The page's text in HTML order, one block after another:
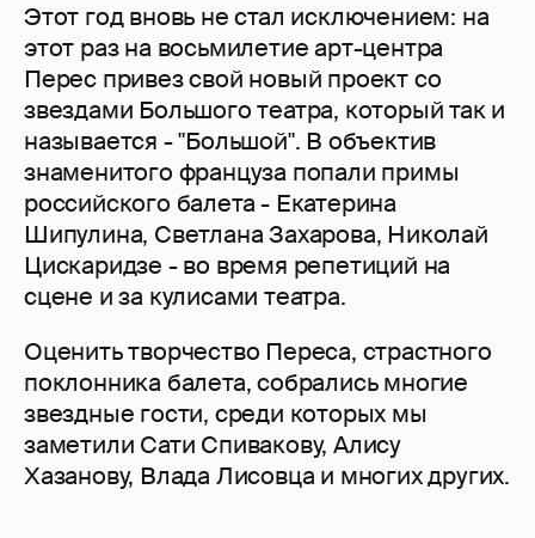
Этот год вновь не стал исключением: на
этот раз на восьмилетие арт-центра
Перес привез свой новый проект со
звездами Большого театра, который так и
называется - "Большой". В объектив
знаменитого француза попали примы
российского балета - Екатерина
Шипулина, Светлана Захарова, Николай
Цискаридзе - во время репетиций на
сцене и за кулисами театра.
Оценить творчество Переса, страстного
поклонника балета, собрались многие
звездные гости, среди которых мы
заметили Сати Спивакову, Алису
Хазанову, Влада Лисовца и многих других.